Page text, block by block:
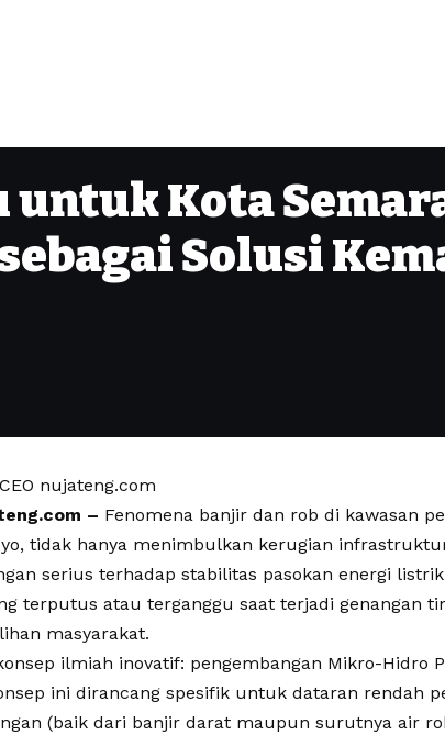
Kota
Solusi
nujateng.com
– Fenomena banjir dan rob di kawasan
tidak hanya menimbulkan kerugian
serius terhadap stabilitas pasokan energi
terputus atau terganggu saat terjadi genangan
masyarakat.
ilmiah inovatif: pengembangan Mikro-Hidro
ini dirancang spesifik untuk dataran rendah
(baik dari banjir darat maupun surutnya air